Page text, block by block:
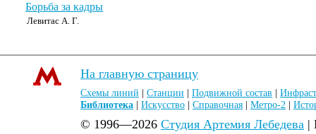
Борьба за кадры
Левитас А. Г.
На главную страницу
Схемы линий Станции Подвижной состав
Библиотека
Искусство Справочная Метро-2
© 1996—2026 Студия Артемия Лебедева |